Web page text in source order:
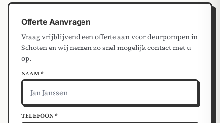
Offerte Aanvragen
Vraag vrijblijvend een offerte aan voor deurpompen in
Schoten en wij nemen zo snel mogelijk contact met u
op.
NAAM *
TELEFOON *